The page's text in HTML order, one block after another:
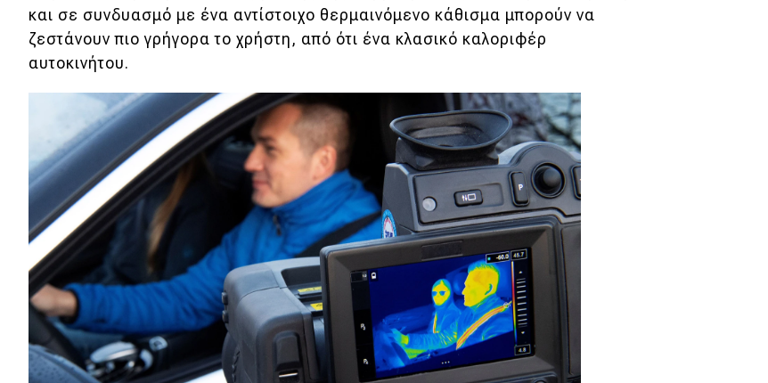
Δοκιμή
Αποστολή
Συγκρίνουμε
Αγώνες
Formula 1
WRC
Motorsport
Eco
Νέα
και σε συνδυασμό με ένα αντίστοιχο θερμαινόμενο κάθισμα μπορούν να
ζεστάνουν πιο γρήγορα το χρήστη, από ότι ένα κλασικό καλοριφέρ
αυτοκινήτου.